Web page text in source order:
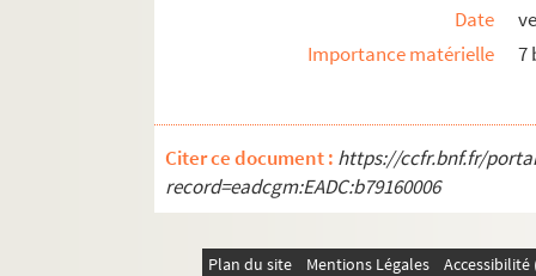
Date
Importance matérielle
7
Citer ce document : https://ccfr.bnf.fr/
record=eadcgm:EADC:b79160006
Plan du site Mentions Légales